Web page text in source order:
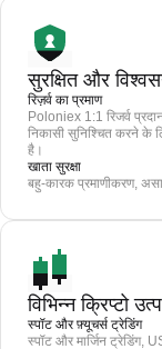
सुरक्षित और
रिज़र्व का प्रमाण
Poloniex 1:1 रिजर्व
निकासी सुनिश्चित करने के
है।
खाता सुरक्षा
बहु-कारक प्रमाणीकरण,
विभिन्न क्रिप्टो
स्पॉट और फ़्यूचर्स ट्रेडिंग
स्पॉट और मार्जिन ट्रेडिंग,